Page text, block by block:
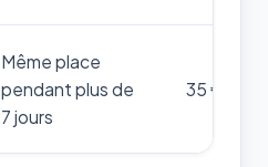
Même place
pendant plus de
7 jours
35 €